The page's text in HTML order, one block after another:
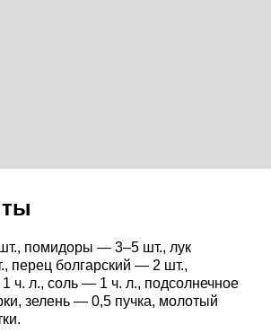
помидоры — 3–5 шт., лук
перец болгарский — 2 шт.,
ч. л., соль — 1 ч. л., подсолнечное
зелень — 0,5 пучка, молотый